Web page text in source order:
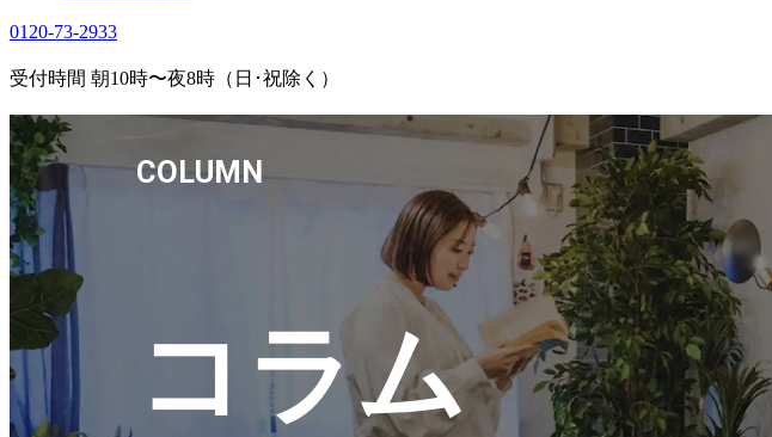
0120-73-2933
受付時間 朝10時〜夜8時（日･祝除く）
COLUMN
コラム